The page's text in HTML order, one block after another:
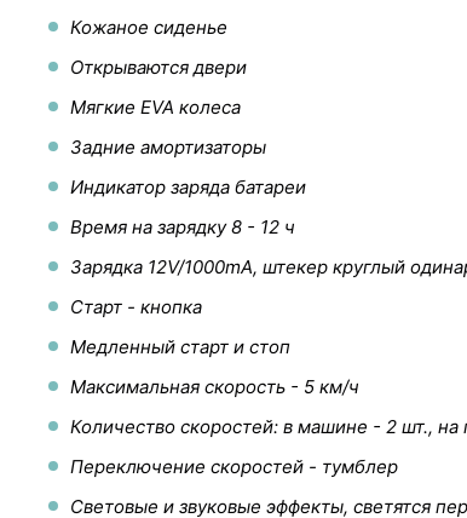
Кожаное сиденье
Открываются двери
Мягкие EVA колеса
Задние амортизаторы
Индикатор заряда батареи
Время на зарядку 8 - 12 ч
Зарядка 12V/1000mA, штекер круглый
Старт - кнопка
Медленный старт и стоп
Максимальная скорость - 5 км/ч
Количество скоростей: в машине - 2 шт., на
Переключение скоростей - тумблер
Световые и звуковые эффекты, светятся